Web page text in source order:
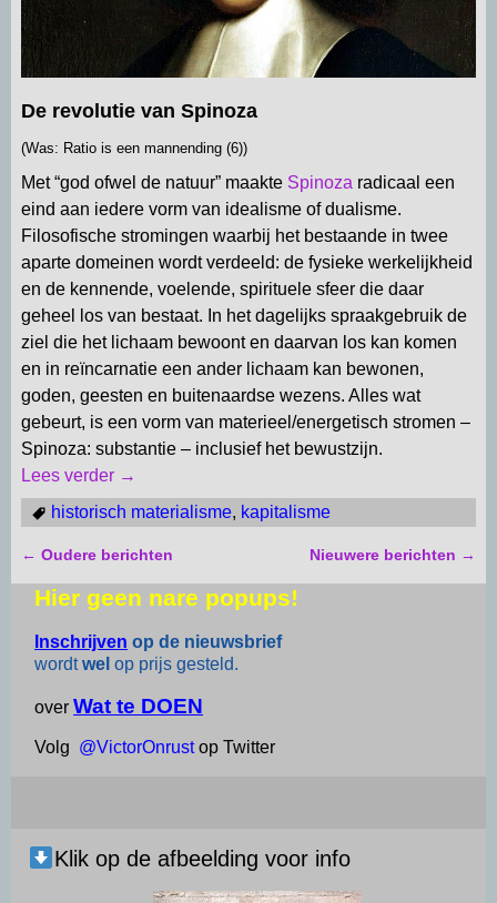
De revolutie van Spinoza
(Was: Ratio is een mannending (6))
Met “god ofwel de natuur” maakte Spinoza radicaal een
eind aan iedere vorm van idealisme of dualisme.
Filosofische stromingen waarbij het bestaande in twee
aparte domeinen wordt verdeeld: de fysieke werkelijkheid
en de kennende, voelende, spirituele sfeer die daar
geheel los van bestaat. In het dagelijks spraakgebruik de
ziel die het lichaam bewoont en daarvan los kan komen
en in reïncarnatie een ander lichaam kan bewonen,
goden, geesten en buitenaardse wezens. Alles wat
gebeurt, is een vorm van materieel/energetisch stromen –
Spinoza: substantie – inclusief het bewustzijn.
Lees verder →
historisch materialisme, kapitalisme
Bericht navigatie
← Oudere berichten Nieuwere berichten →
Hier geen nare popups!
Inschrijven op de nieuwsbrief
wordtwel op prijs gesteld.
over Wat te DOEN
Volg @VictorOnrustop Twitter
Klik op de afbeelding voor info